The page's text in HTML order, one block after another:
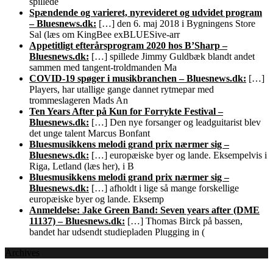
Spændende og varieret, nyrevideret og udvidet program
– Bluesnews.dk: […] den 6. maj 2018 i Bygningens Store
Sal (læs om KingBee exBLUESive-arr
Appetitligt efterårsprogram 2020 hos B’Sharp –
Bluesnews.dk: […] spillede Jimmy Guldbæk blandt andet
sammen med tangent-troldmanden Ma
COVID-19 spøger i musikbranchen – Bluesnews.dk: […]
Players, har utallige gange dannet rytmepar med
trommeslageren Mads An
Ten Years After på Kun for Forrykte Festival –
Bluesnews.dk: […] Den nye forsanger og leadguitarist blev
det unge talent Marcus Bonfant
Bluesmusikkens melodi grand prix nærmer sig –
Bluesnews.dk: […] europæiske byer og lande. Eksempelvis i
Riga, Letland (læs her), i B
Bluesmusikkens melodi grand prix nærmer sig –
Bluesnews.dk: […] afholdt i lige så mange forskellige
europæiske byer og lande. Eksemp
Anmeldelse: Jake Green Band: Seven years after (DME
11137) – Bluesnews.dk: […] Thomas Birck på bassen,
bandet har udsendt studiepladen Plugging in (
Archives